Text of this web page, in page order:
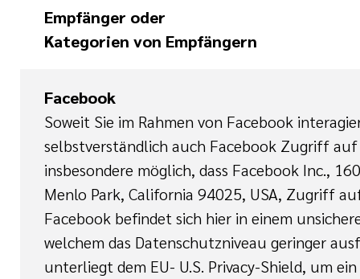
Empfänger oder
Kategorien von Empfängern
Facebook
Soweit Sie im Rahmen von Facebook
selbstverständlich auch Facebook Zugriff auf
insbesondere möglich, dass Facebook Inc.,
Menlo Park, California 94025, USA, Zugriff
Facebook befindet sich hier in einem
welchem das Datenschutzniveau geringer
unterliegt dem EU- U.S. Privacy-Shield, um